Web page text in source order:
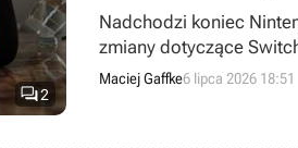
2
Nadchodzi koniec
zmiany dotyczące
Maciej Gaffke6 lipca 2026 18:51